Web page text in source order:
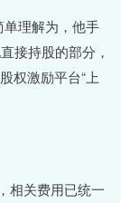
单理解为，他手
接持股的部分，
权激励平台“上
相关费用已统一